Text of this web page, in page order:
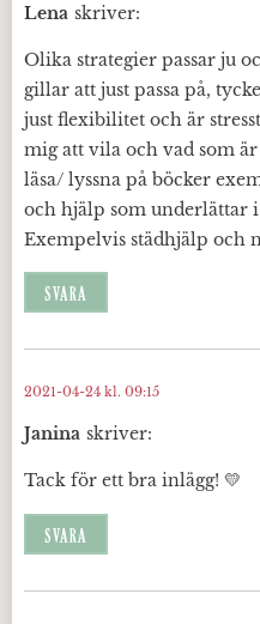
Lena skriver:
Olika strategier passar ju
gillar att just passa på,
just flexibilitet och är
mig att vila och vad som
läsa/ lyssna på böcker
och hjälp som underlättar
Exempelvis städhjälp och
SVARA
Janina skriver:
2021-04-24 kl. 09:15
Tack för ett bra inlägg! 💛
SVARA